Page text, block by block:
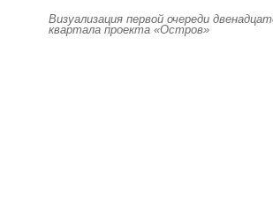
Визуализация первой очереди
квартала проекта «Остров»